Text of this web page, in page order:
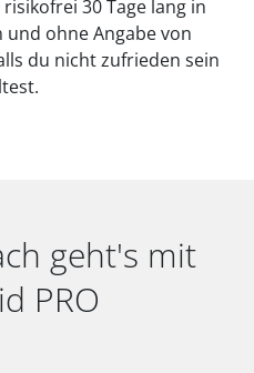
30 Tage lang in
ohne Angabe von
du nicht zufrieden sein
geht's mit
PRO